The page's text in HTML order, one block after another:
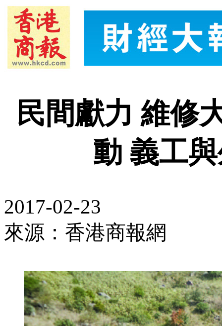
民間獻力 維修
動 義工
2017-02-23
來源：香港商報網